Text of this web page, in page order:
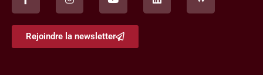
Rejoindre la newsletter